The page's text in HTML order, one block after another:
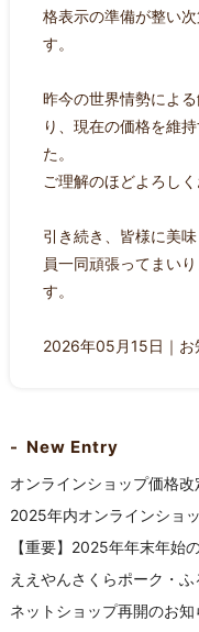
格表示の準備が整い
す。
昨今の世界情勢によ
り、現在の価格を維
た。
ご理解のほどよろし
引き続き、皆様に美
員一同頑張ってまい
す。
2026年05月15日｜ お
New Entry
オンラインショップ価格
2025年内オンラインショ
【重要】2025年年末年始
ええやんさくらポーク・
ネットショップ再開のお知